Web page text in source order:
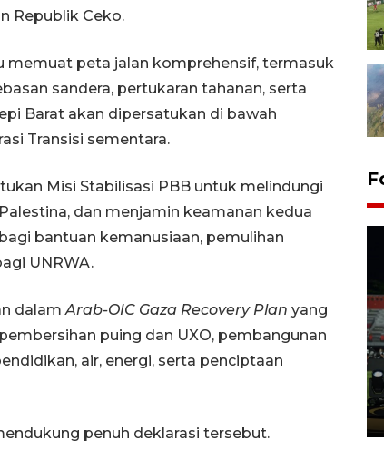
Republik Ceko.
memuat peta jalan komprehensif, termasuk
sandera, pertukaran tahanan, serta
Barat akan dipersatukan di bawah
Transisi sementara.
Misi Stabilisasi PBB untuk melindungi
dan menjamin keamanan kedua
bantuan kemanusiaan, pemulihan
UNRWA.
dalam Arab-OIC Gaza Recovery Plan yang
puing dan UXO, pembangunan
air, energi, serta penciptaan
penuh deklarasi tersebut.
Tiga matra TNI unjuk
kemampuan tempur Perisai
Trisila Nusantara dalam